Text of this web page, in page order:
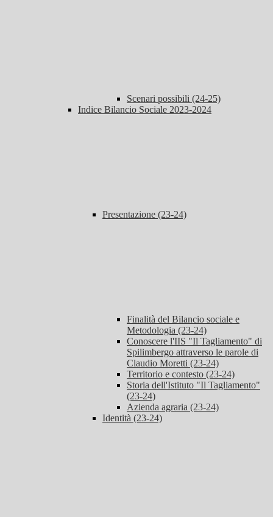
Scenari possibili (24-25)
Indice Bilancio Sociale 2023-2024
Presentazione (23-24)
Finalità del Bilancio sociale e
Metodologia (23-24)
Conoscere l'IIS "Il Tagliamento" di
Spilimbergo attraverso le parole di
Claudio Moretti (23-24)
Territorio e contesto (23-24)
Storia dell'Istituto "Il Tagliamento"
(23-24)
Azienda agraria (23-24)
Identità (23-24)